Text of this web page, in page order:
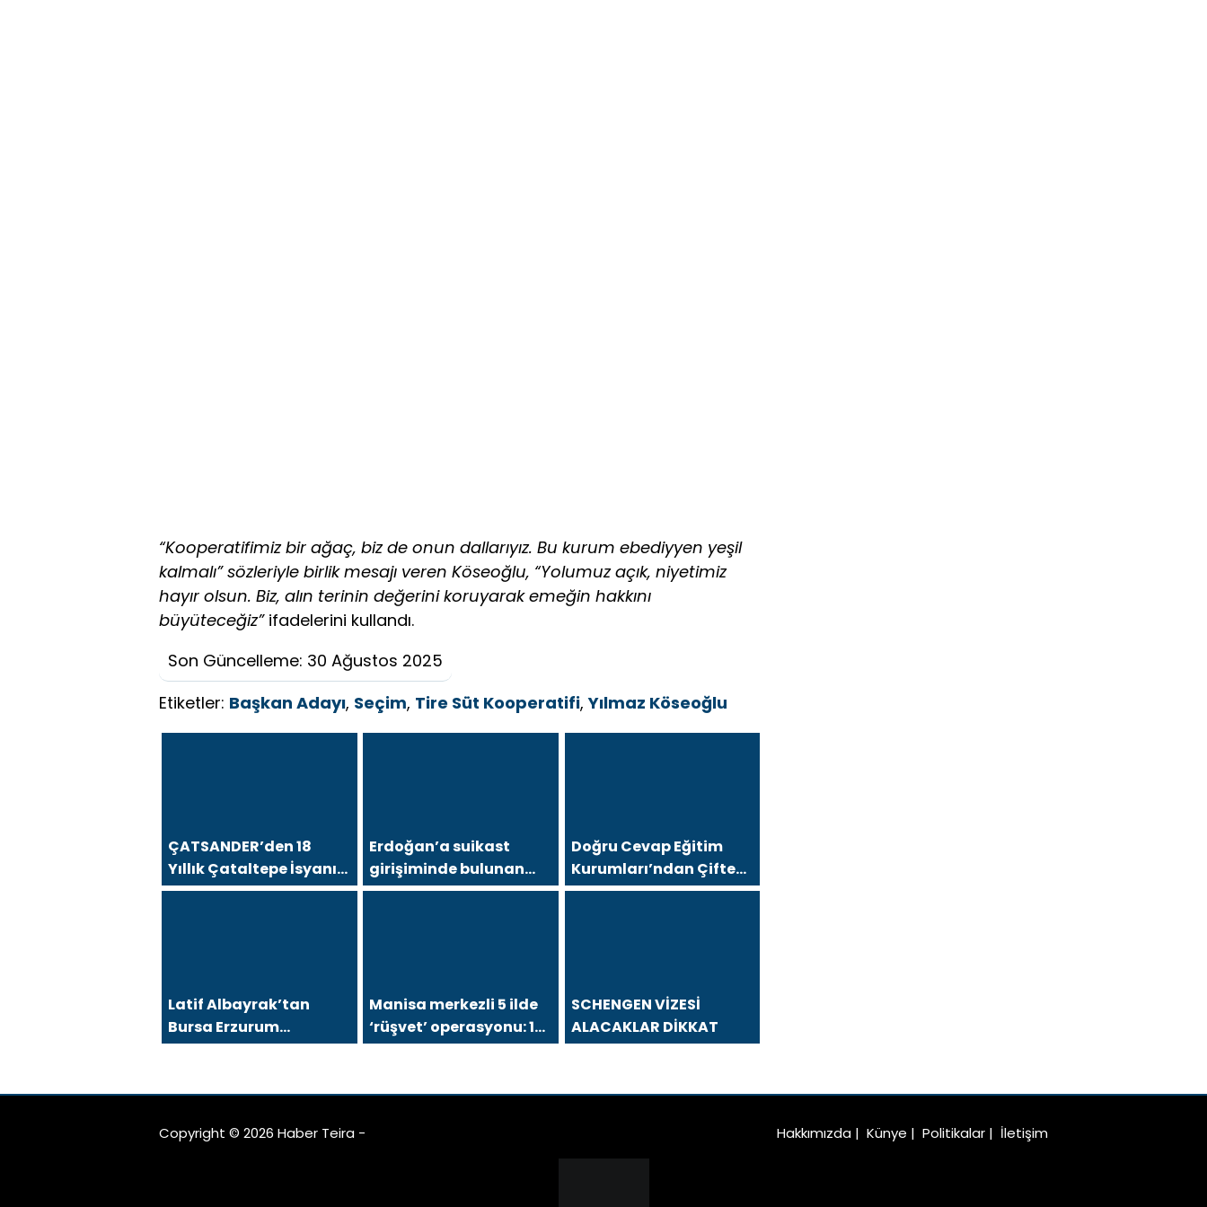
“Kooperatifimiz bir ağaç, biz de onun dallarıyız. Bu kurum ebediyyen yeşil
kalmalı” sözleriyle birlik mesajı veren Köseoğlu, “Yolumuz açık, niyetimiz
hayır olsun. Biz, alın terinin değerini koruyarak emeğin hakkını
büyüteceğiz”ifadelerini kullandı.
Son Güncelleme: 30 Ağustos 2025
Etiketler: Başkan Adayı, Seçim, Tire Süt Kooperatifi,Yılmaz Köseoğlu
ÇATSANDER’den 18
Yıllık Çataltepe İsyanı:
“Bursa Esnafını Kim 18
Erdoğan’a suikast
girişiminde bulunan
FETÖ üyesi yakalandı
Doğru Cevap Eğitim
Kurumları’ndan Çifte
Gurur: LGS Türkiye
Latif Albayrak’tan
Bursa Erzurum
Dernekleri Federasyonu
Vizyon: “Daha Güçlü,
Kapsayıcı Bir
Manisa merkezli 5 ilde
‘rüşvet’ operasyonu: 12
şüpheli gözaltında!
SCHENGEN VİZESİ
ALACAKLAR DİKKAT
Copyright © 2026 Haber Teira - Hakkımızda | Künye | Politikalar | İletişim